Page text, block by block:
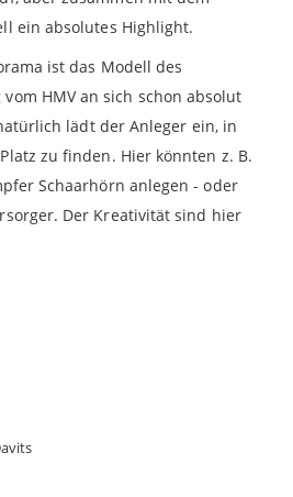
ein absolutes Highlight.
ist das Modell des
HMV an sich schon absolut
lädt der Anleger ein, in
zu finden. Hier könnten z. B.
Schaarhörn anlegen - oder
Der Kreativität sind hier